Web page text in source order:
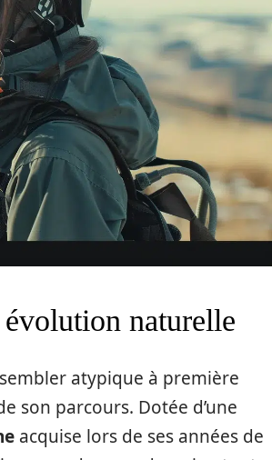
naturelle
atypique à première
son parcours. Dotée d’une
acquise lors de ses années de